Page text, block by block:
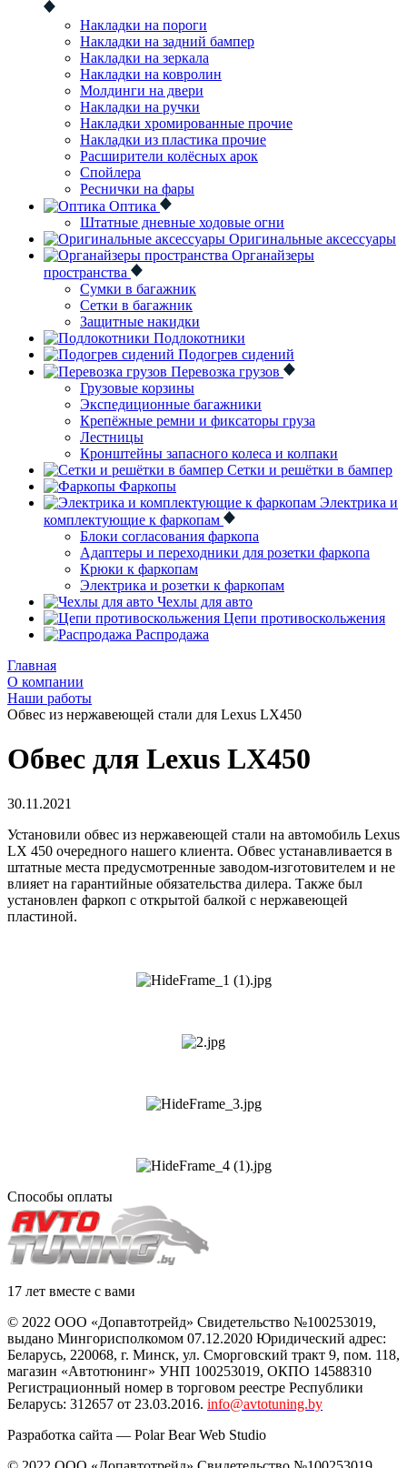
Накладки на пороги
Накладки на задний бампер
Накладки на зеркала
Накладки на ковролин
Молдинги на двери
Накладки на ручки
Накладки хромированные прочие
Накладки из пластика прочие
Расширители колёсных арок
Спойлера
Реснички на фары
Оптика
Штатные дневные ходовые огни
Оригинальные аксессуары
Органайзеры
пространства
Сумки в багажник
Сетки в багажник
Защитные накидки
Подлокотники
Подогрев сидений
Перевозка грузов
Грузовые корзины
Экспедиционные багажники
Крепёжные ремни и фиксаторы груза
Лестницы
Кронштейны запасного колеса и колпаки
Сетки и решётки в бампер
Фаркопы
Электрика и
комплектующие к фаркопам
Блоки согласования фаркопа
Адаптеры и переходники для розетки фаркопа
Крюки к фаркопам
Электрика и розетки к фаркопам
Чехлы для авто
Цепи противоскольжения
Распродажа
Главная
О компании
Наши работы
Обвес из нержавеющей стали для Lexus LX450
Обвес для Lexus LX450
30.11.2021
Установили обвес из нержавеющей стали на автомобиль Lexus
LX 450 очередного нашего клиента. Обвес устанавливается в
штатные места предусмотренные заводом-изготовителем и не
влияет на гарантийные обязательства дилера. Также был
установлен фаркоп с открытой балкой с нержавеющей
пластиной.
Способы оплаты
17 лет вместе с вами
© 2022 ООО «Допавтотрейд» Свидетельство №100253019,
выдано Мингорисполкомом 07.12.2020 Юридический адрес:
Беларусь, 220068, г. Минск, ул. Сморговский тракт 9, пом. 118,
магазин «Автотюнинг» УНП 100253019, ОКПО 14588310
Регистрационный номер в торговом реестре Республики
Беларусь: 312657 от 23.03.2016. info@avtotuning.by
Разработка сайта — Polar Bear Web Studio